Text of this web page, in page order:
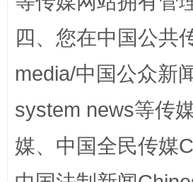
国家大学科技园优化重塑工作
四、您在中国公共
media/中国公众新
system news等传
媒、中国全民传媒